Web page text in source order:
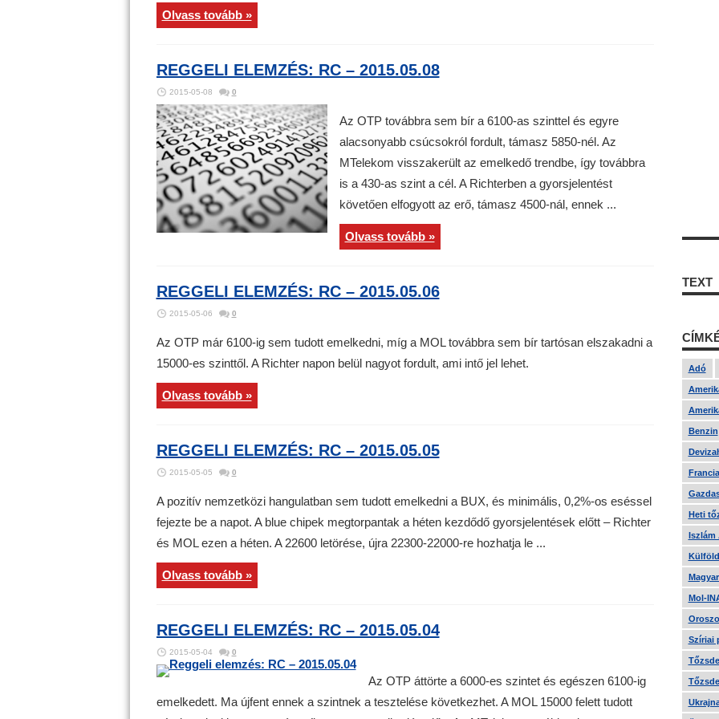
Olvass tovább »
REGGELI ELEMZÉS: RC – 2015.05.08
2015-05-08 0
Az OTP továbbra sem bír a 6100-as szinttel és egyre
alacsonyabb csúcsokról fordult, támasz 5850-nél. Az
MTelekom visszakerült az emelkedő trendbe, így továbbra
is a 430-as szint a cél. A Richterben a gyorsjelentést
követően elfogyott az erő, támasz 4500-nál, ennek ...
Olvass tovább »
REGGELI ELEMZÉS: RC – 2015.05.06
2015-05-06 0
Az OTP már 6100-ig sem tudott emelkedni, míg a MOL továbbra sem bír tartósan elszakadni a
15000-es szinttől. A Richter napon belül nagyot fordult, ami intő jel lehet.
Olvass tovább »
REGGELI ELEMZÉS: RC – 2015.05.05
2015-05-05 0
A pozitív nemzetközi hangulatban sem tudott emelkedni a BUX, és minimális, 0,2%-os eséssel
fejezte be a napot. A blue chipek megtorpantak a héten kezdődő gyorsjelentések előtt – Richter
és MOL ezen a héten. A 22600 letörése, újra 22300-22000-re hozhatja le ...
Olvass tovább »
REGGELI ELEMZÉS: RC – 2015.05.04
2015-05-04 0
Az OTP áttörte a 6000-es szintet és egészen 6100-ig
emelkedett. Ma újfent ennek a szintnek a tesztelése következhet. A MOL 15000 felett tudott
TEXT
Adó
Benzin
Heti
Iszlám
Mol-
Szíriai